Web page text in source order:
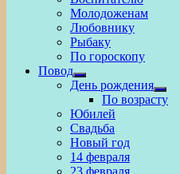
Молодоженам
Любовнику
Рыбаку
По гороскопу
Повод
Show
sub
menu
День рождения
Show
sub
По возрасту
Юбилей
Свадьба
Новый год
14 февраля
23 февраля